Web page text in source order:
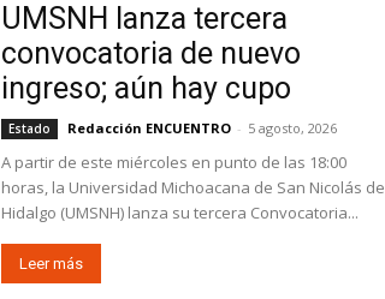
UMSNH lanza tercera
convocatoria de nuevo
ingreso; aún hay cupo
Estado Redacción ENCUENTRO - 5 agosto, 2026
A partir de este miércoles en punto de las 18:00
horas, la Universidad Michoacana de San Nicolás de
Hidalgo (UMSNH) lanza su tercera Convocatoria...
Leer más